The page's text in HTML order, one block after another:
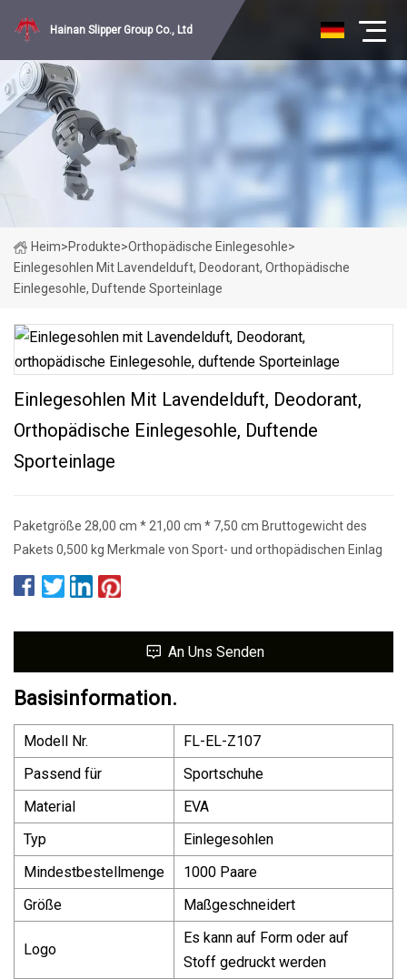
Hainan Slipper Group Co., Ltd
Heim>Produkte>Orthopädische Einlegesohle>
Einlegesohlen Mit Lavendelduft, Deodorant, Orthopädische
Einlegesohle, Duftende Sporteinlage
Einlegesohlen Mit Lavendelduft, Deodorant,
Orthopädische Einlegesohle, Duftende
Sporteinlage
Paketgröße 28,00 cm * 21,00 cm * 7,50 cm Bruttogewicht des
Pakets 0,500 kg Merkmale von Sport- und orthopädischen Einlag
An Uns Senden
Basisinformation.
Modell Nr.
FL-EL-Z107
Passend für
Sportschuhe
Material
EVA
Typ
Einlegesohlen
Mindestbestellmenge
1000 Paare
Größe
Maßgeschneidert
Logo
Es kann auf Form oder auf
Stoff gedruckt werden